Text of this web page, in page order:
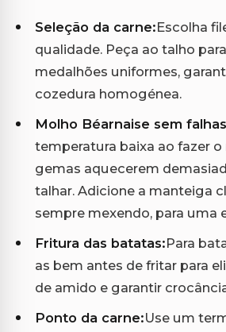
Seleção da carne:Escolha
qualidade. Peça ao talho
medalhões uniformes,
cozedura homogénea.
Molho Béarnaise sem
temperatura baixa ao fazer o
gemas aquecerem
talhar. Adicione a manteiga
sempre mexendo, para uma
Fritura das batatas:Para
as bem antes de fritar para
de amido e garantir
Ponto da carne:Use um